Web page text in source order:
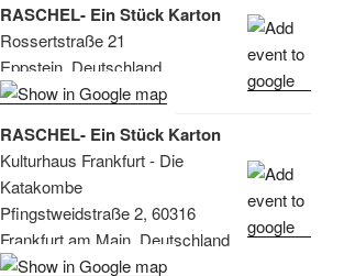
RASCHEL- Ein Stück Karton
Rossertstraße 21
Eppstein, Deutschland
RASCHEL- Ein Stück Karton
Kulturhaus Frankfurt - Die
Katakombe
Pfingstweidstraße 2, 60316
Frankfurt am Main, Deutschland